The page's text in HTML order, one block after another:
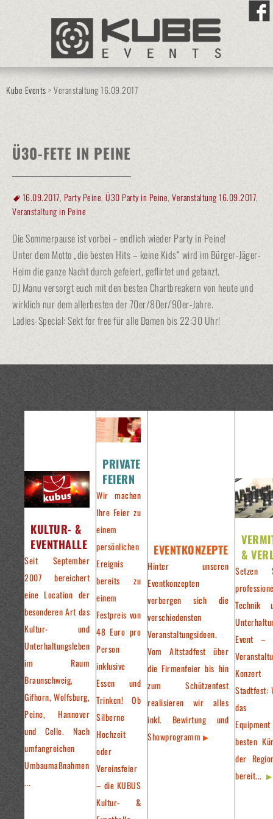
Kube Events>Veranstaltung 16.09.2017
Ü30-FETE IN PEINE
16.09.2017, Party Peine, Ü30 Party in Peine, Veranstaltung 16.09.2017,
Veranstaltung in Peine
Die Sommerpause ist vorbei – endlich wieder Party in Peine!
Unter dem Motto „die besten Hits – keine Kids“ wird im Bürger-Jäger-
Heim die ganze Nacht durch gefeiert, geflirtet und getanzt.
DJ Manu versorgt euch mit den besten Chartbreakern von heute und
wirklich nur dem allerbesten der 70er/80er/90er-Jahre.
Ladies-Special: Sekt for free für alle Damen bis 22:30 Uhr!
KULTUR- &
EVENTHALLE
Seit September
2007 bereichert
eine Location der
besonderen Art das
Kultur- und
Unterhaltungsleben
im Raum
Braunschweig,
Gifhorn, Wolfsburg,
Peine, Hannover
und Celle. Nach
umfangreichen
Umbaumaßnahmen
...
PRIVATE
FEIERN
Wir machen
Ihre Feier zu
einem
persönlichen
Ereignis
bereits zu
einem
Festpreis von
48 Euro pro
Person
inklusive
Essen und
Trinken! Ob
Silberne
Hochzeit
oder
Vereinsfeier
– die KUBUS
Kultur- &
EVENTKONZEPTE
Hinter unseren
Eventkonzepten
verbergen sich die
verschiedensten
Veranstaltungsideen.
Vom Altstadfest über
die Firmenfeier bis hin
zum Schützenfest
realisieren wir alles
inkl. Bewirtung und
Showprogramm
&
Setzen
Technik
Event –
Stadtfest:
das
besten
der
bereit...